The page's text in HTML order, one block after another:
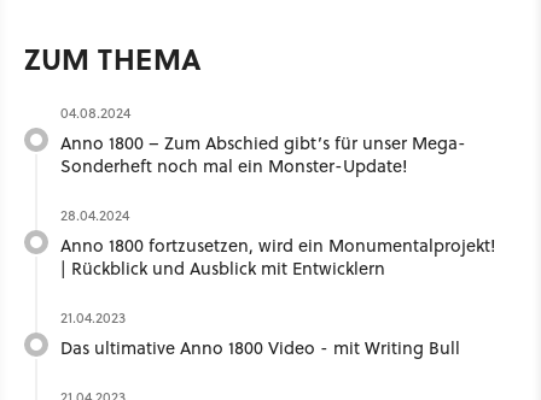
ZUM THEMA
04.08.2024
Anno 1800 – Zum Abschied gibt’s für unser Mega-
Sonderheft noch mal ein Monster-Update!
28.04.2024
Anno 1800 fortzusetzen, wird ein Monumentalprojekt!
| Rückblick und Ausblick mit Entwicklern
21.04.2023
Das ultimative Anno 1800 Video - mit Writing Bull